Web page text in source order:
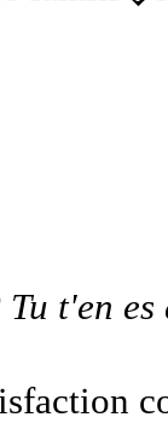
Tu t'en